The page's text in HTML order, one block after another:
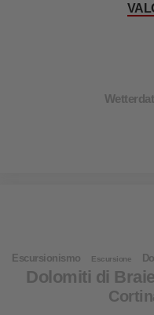
Escursionismo Escursione
Dolomiti di